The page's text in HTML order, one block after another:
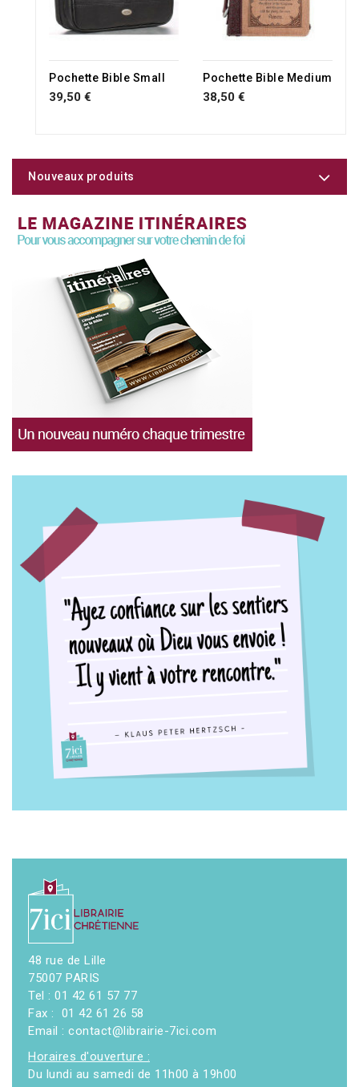
Pochette Bible Small
39,50 €
RUPTURE DE STOCK
Pochette Bible Medium
38,50 €
Nouveaux produits
48 rue de Lille
75007 PARIS
Tel : 01 42 61 57 77
Fax : 01 42 61 26 58
Email : contact@librairie-7ici.com
Horaires d'ouverture :
Du lundi au samedi de 11h00 à 19h00